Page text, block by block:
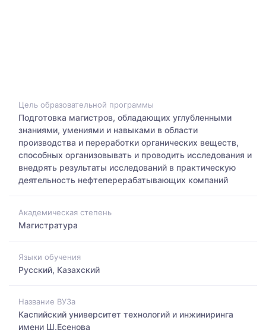
Цель образовательной программы
Подготовка магистров, обладающих углубленными
знаниями, умениями и навыками в области
производства и переработки органических веществ,
способных организовывать и проводить исследования и
внедрять результаты исследований в практическую
деятельность нефтеперерабатывающих компаний
Академическая степень
Магистратура
Языки обучения
Русский, Казахский
Название ВУЗа
Каспийский университет технологий и инжиниринга
имени Ш.Есенова